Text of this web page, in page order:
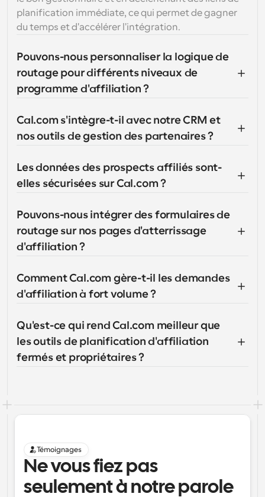
planification immédiate, ce qui permet de gagner
du temps et d'accélérer l'intégration.
Pouvons-nous personnaliser la logique de
routage pour différents niveaux de
programme d'affiliation ?
Cal.com s'intègre-t-il avec notre CRM et
nos outils de gestion des partenaires ?
Les données des prospects affiliés sont-
elles sécurisées sur Cal.com ?
Pouvons-nous intégrer des formulaires de
routage sur nos pages d'atterrissage
d'affiliation ?
Comment Cal.com gère-t-il les demandes
d'affiliation à fort volume ?
Qu'est-ce qui rend Cal.com meilleur que
les outils de planification d'affiliation
fermés et propriétaires ?
Témoignages
Ne vous fiez pas
seulement à notre parole